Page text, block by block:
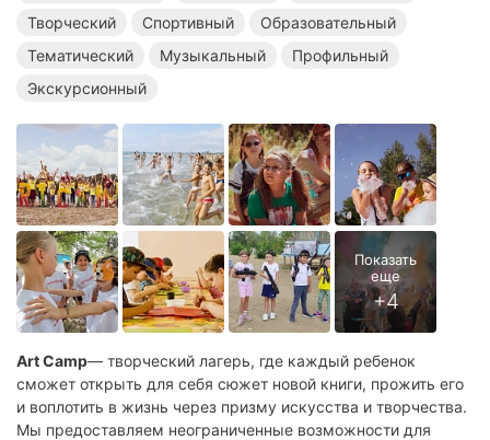
Творческий
Спортивный
Образовательный
Тематический
Музыкальный
Профильный
Экскурсионный
Art Camp— творческий лагерь, где каждый ребенок
сможет открыть для себя сюжет новой книги, прожить его
и воплотить в жизнь через призму искусства и творчества.
Мы предоставляем неограниченные возможности для